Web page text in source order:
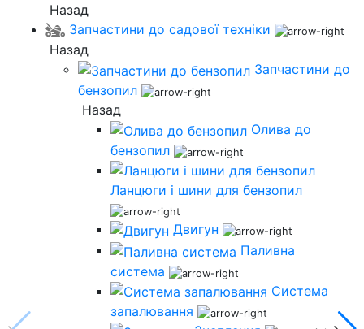
Назад
Запчастини до садової техніки
Назад
Запчастини до
бензопил
Назад
Олива до
бензопил
Ланцюги і шини для бензопил
Двигун
Паливна
система
Система
запалювання